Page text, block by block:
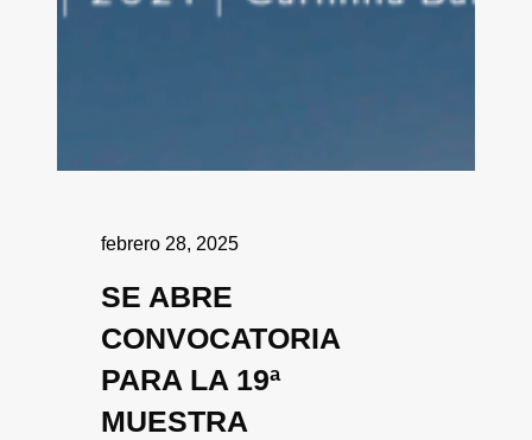
febrero 28, 2025
SE ABRE
CONVOCATORIA
PARA LA 19ª
MUESTRA